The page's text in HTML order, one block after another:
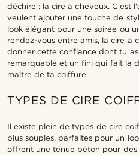
déchire : la cire à cheveux. C'est
veulent ajouter une touche de
look élégant pour une soirée ou
rendez-vous entre amis, la cire à
donner cette confiance dont tu
remarquable et un fini qui fait la
maître de ta coiffure.
TYPES DE CIRE
Il existe plein de types de cire
plus souples, parfaites pour un
offrent une tenue béton pour des